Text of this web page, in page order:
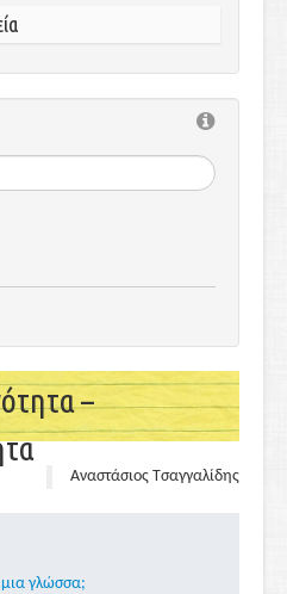
–
Αναστάσιος Τσαγγαλίδης
μια γλώσσα;